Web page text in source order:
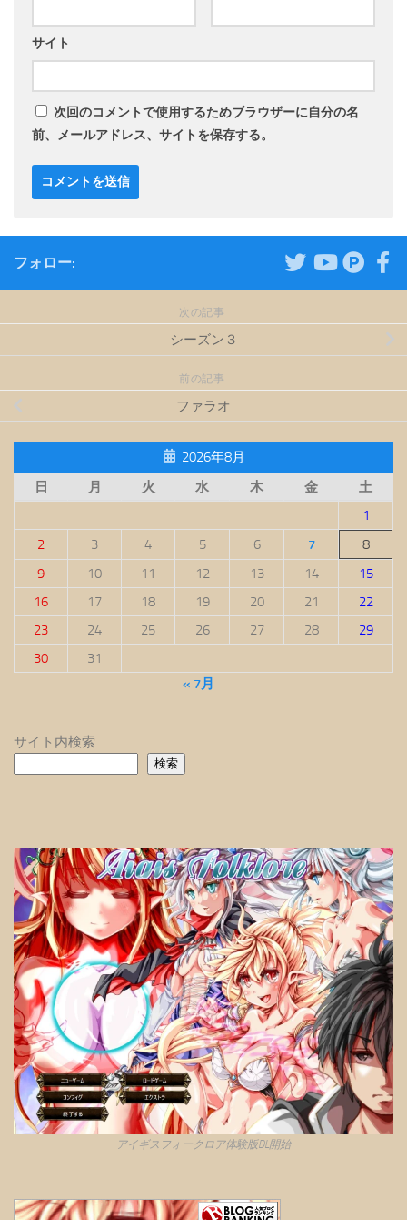
サイト
次回のコメントで使用するためブラウザーに自分の名
前、メールアドレス、サイトを保存する。
フォロー:
次の記事
シーズン３
前の記事
ファラオ
2026年8月
日
月 火 水 木 金
土
1
2
3 4 5 6 7
8
9
10 11 12 13 14
15
16
17 18 19 20 21
22
23
24 25 26 27 28
29
30
31
« 7月
サイト内検索
検索
アイギスフォークロア体験版DL開始